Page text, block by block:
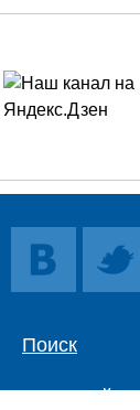
Поиск
Карта сайта